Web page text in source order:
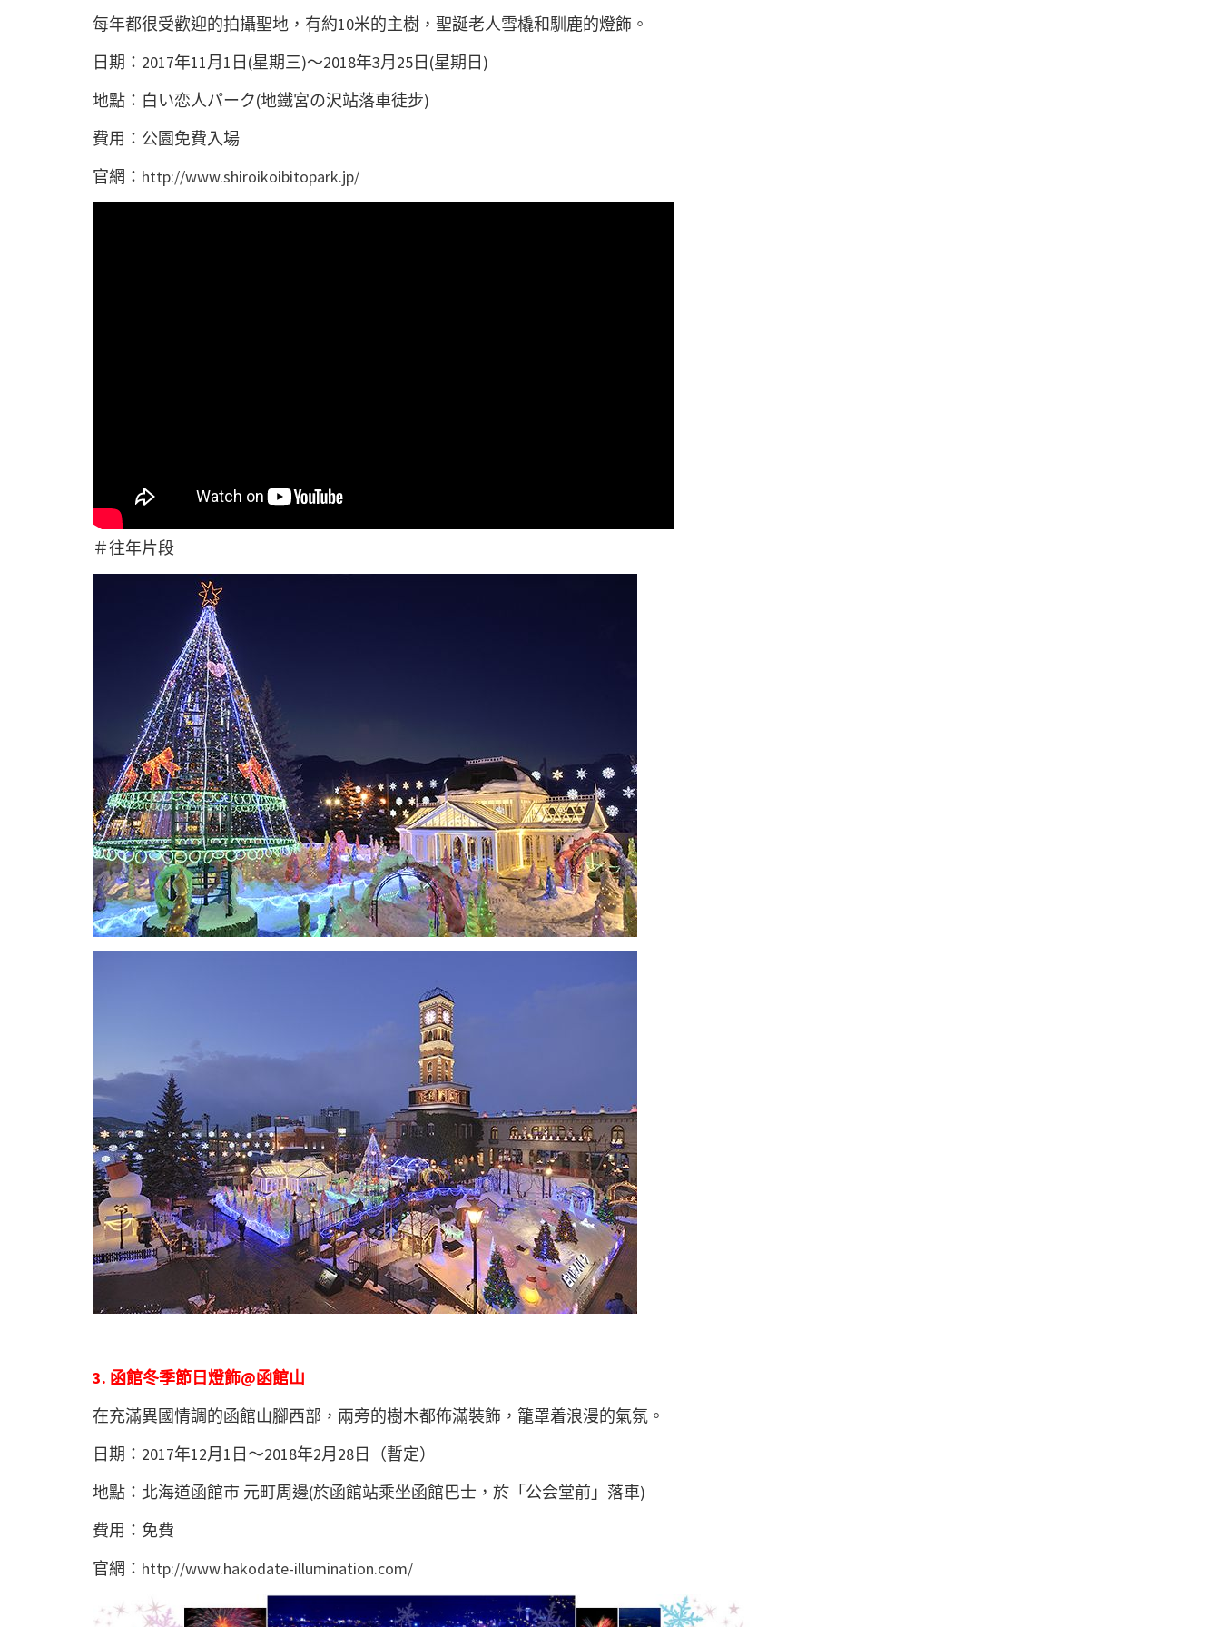
每年都很受歡迎的拍攝聖地，有約10米的主樹，聖誕老人雪橇和馴鹿的燈飾。
日期：2017年11月1日(星期三)～2018年3月25日(星期日)
地點：白い恋人パーク(地鐵宮の沢站落車徒步)
費用：公園免費入場
官網： http://www.shiroikoibitopark.jp/
＃往年片段
3. 函館冬季節日燈飾@函館山
在充滿異國情調的函館山腳西部，兩旁的樹木都佈滿裝飾，籠罩着浪漫的氣氛。
日期：2017年12月1日～2018年2月28日（暫定）
地點：北海道函館市 元町周邊(於函館站乘坐函館巴士，於「公会堂前」落車)
費用：免費
官網： http://www.hakodate-illumination.com/